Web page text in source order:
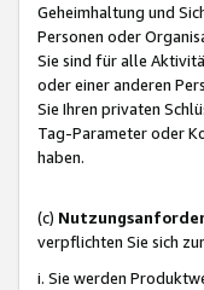
Geheimhaltung und
Personen oder
Sie sind für alle
oder einer anderen
Sie Ihren privaten
Tag-Parameter oder
haben.
(c)
verpflichten Sie sich
i. Sie werden